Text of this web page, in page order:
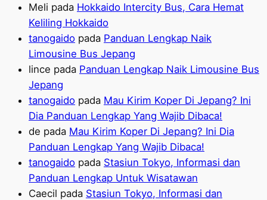
Meli pada Hokkaido Intercity Bus, Cara Hemat
Keliling Hokkaido
tanogaido pada Panduan Lengkap Naik
Limousine Bus Jepang
lince pada Panduan Lengkap Naik Limousine Bus
Jepang
tanogaido pada Mau Kirim Koper Di Jepang? Ini
Dia Panduan Lengkap Yang Wajib Dibaca!
de pada Mau Kirim Koper Di Jepang? Ini Dia
Panduan Lengkap Yang Wajib Dibaca!
tanogaido pada Stasiun Tokyo, Informasi dan
Panduan Lengkap Untuk Wisatawan
Caecil pada Stasiun Tokyo, Informasi dan